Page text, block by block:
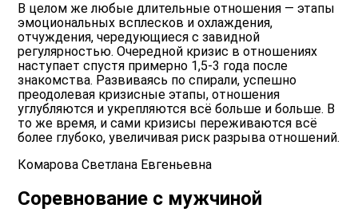
В целом же любые длительные отношения — этапы
эмоциональных всплесков и охлаждения,
отчуждения, чередующиеся с завидной
регулярностью. Очередной кризис в отношениях
наступает спустя примерно 1,5-3 года после
знакомства. Развиваясь по спирали, успешно
преодолевая кризисные этапы, отношения
углубляются и укрепляются всё больше и больше. В
то же время, и сами кризисы переживаются всё
более глубоко, увеличивая риск разрыва отношений.
Комарова Светлана Евгеньевна
Соревнование с мужчиной